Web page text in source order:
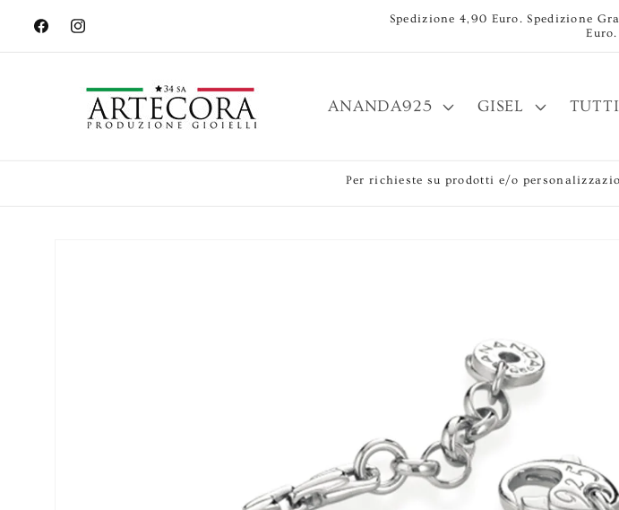
direttamente
FacebookInstagram
Spedizione 4,90 Euro. Spedizione
Euro.
ANANDA925 GISEL
Per richieste su prodotti e/o